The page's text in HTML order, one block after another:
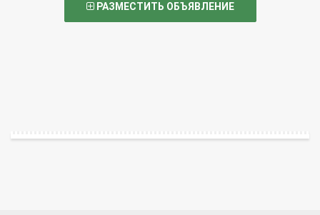
РАЗМЕСТИТЬ ОБЪЯВЛЕНИЕ